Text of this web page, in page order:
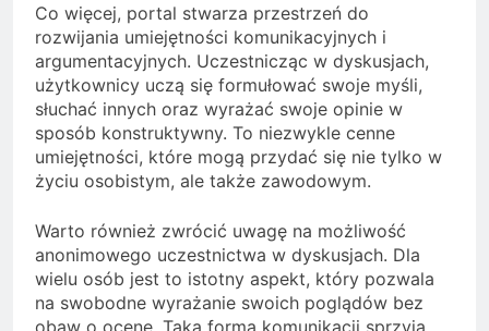
Co więcej, portal stwarza przestrzeń do
rozwijania umiejętności komunikacyjnych i
argumentacyjnych. Uczestnicząc w dyskusjach,
użytkownicy uczą się formułować swoje myśli,
słuchać innych oraz wyrażać swoje opinie w
sposób konstruktywny. To niezwykle cenne
umiejętności, które mogą przydać się nie tylko w
życiu osobistym, ale także zawodowym.
Warto również zwrócić uwagę na możliwość
anonimowego uczestnictwa w dyskusjach. Dla
wielu osób jest to istotny aspekt, który pozwala
na swobodne wyrażanie swoich poglądów bez
obaw o ocenę. Taka forma komunikacji sprzyja